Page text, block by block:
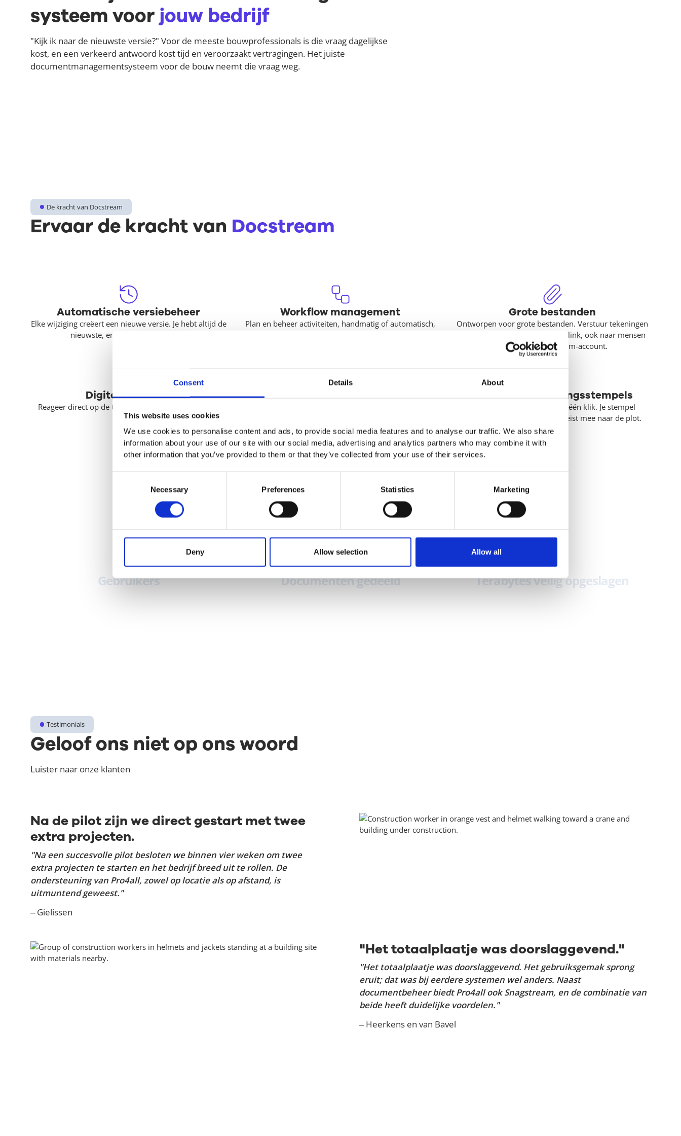
Consent Details About
This website uses cookies
We use cookies to personalise content and ads, to provide social media features and to analyse our traffic. We also share
information about your use of our site with our social media, advertising and analytics partners who may combine it with
other information that you’ve provided to them or that they’ve collected from your use of their services.
Necessary Preferences Statistics Marketing
Deny Allow selection Allow all
systeem voorjouw bedrijf
"Kijk ik naar de nieuwste versie?" Voor de meeste bouwprofessionals is die vraag dagelijkse
kost, en een verkeerd antwoord kost tijd en veroorzaakt vertragingen. Het juiste
documentmanagementsysteem voor de bouw neemt die vraag weg.
De kracht van Docstream
Ervaar de kracht van Docstream
Automatische versiebeheer
Elke wijziging creëert een nieuwe versie. Je hebt altijd de
nieuwste, en elke eerdere revisie.
Workflow management
Plan en beheer activiteiten, handmatig of automatisch,
Grote bestanden
Ontworpen voor grote bestanden. Verstuur tekeningen
en BIM-modellen via een hyperlink, ook naar mensen
zonder een Docstream-account.
Digital feedback
Reageer direct op de tekening, online en in realtime.
Repro printen Digitale goedkeuringsstempels
Keur een tekening goed met één klik. Je stempel
verschijnt op de tekening en reist mee naar de plot.
85k+
Gebruikers
2.6M+
Documenten gedeeld
313
Terabytes veilig opgeslagen
Testimonials
Geloof ons niet op ons woord
Luister naar onze klanten
Na de pilot zijn we direct gestart met twee
extra projecten.
"Na een succesvolle pilot besloten we binnen vier weken om twee
extra projecten te starten en het bedrijf breed uit te rollen. De
ondersteuning van Pro4all, zowel op locatie als op afstand, is
uitmuntend geweest."
– Gielissen
"Het totaalplaatje was doorslaggevend."
"Het totaalplaatje was doorslaggevend. Het gebruiksgemak sprong
eruit; dat was bij eerdere systemen wel anders. Naast
documentbeheer biedt Pro4all ook Snagstream, en de combinatie van
beide heeft duidelijke voordelen."
– Heerkens en van Bavel